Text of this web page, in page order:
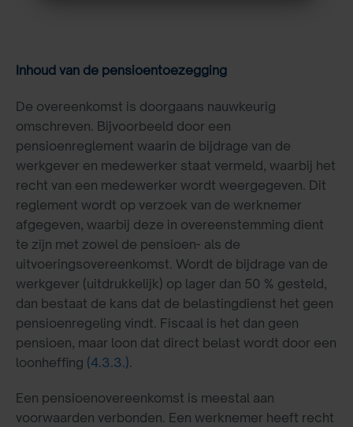
Inhoud van de pensioentoezegging
De overeenkomst is doorgaans nauwkeurig
omschreven. Bijvoorbeeld door een
pensioenreglement waarin de bijdrage van de
werkgever en medewerker staat vermeld, waarbij het
recht van een medewerker wordt weergegeven. Dit
reglement wordt op verzoek van de werknemer
afgegeven, waarbij deze in overeenstemming dient
te zijn met zowel de pensioen- als de
uitvoeringsovereenkomst. Wordt de bijdrage van de
werkgever (uitdrukkelijk) op lager dan 50 % gesteld,
dan bestaat de kans dat de belastingdienst het geen
pensioenregeling vindt. Fiscaal is het dan geen
pensioen, maar loon dat direct belast wordt door een
loonheffing (4.3.3.).
Een pensioenovereenkomst is meestal aan
voorwaarden verbonden. Een werknemer heeft recht